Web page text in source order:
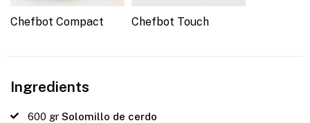
Chefbot Compact Chefbot Touch
Ingredients
600 gr Solomillo de cerdo